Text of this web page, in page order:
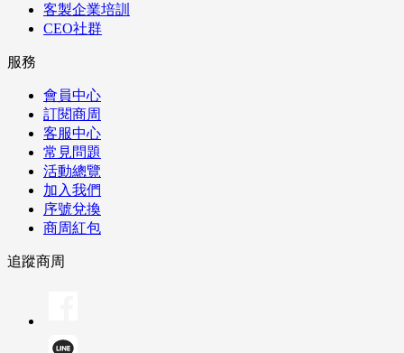
客製企業培訓
CEO社群
服務
會員中心
訂閱商周
客服中心
常見問題
活動總覽
加入我們
序號兌換
商周紅包
追蹤商周